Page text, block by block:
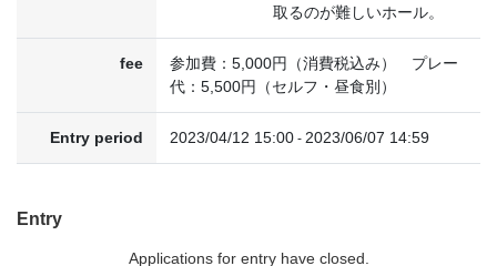
取るのが難しいホール。
fee
参加費：5,000円（消費税込み） プレー
代：5,500円（セルフ・昼食別）
Entry period 2023/04/12 15:00 - 2023/06/07 14:59
Entry
Applications for entry have closed.